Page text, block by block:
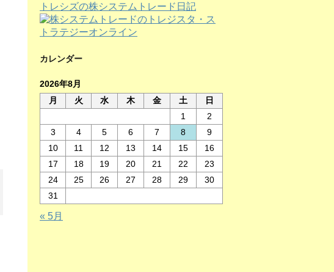
トレシズの株システムトレード日記
カレンダー
2026年8月
月
火 水 木 金 土
日
1
2
3
4 5 6 7 8
9
10
11 12 13 14 15
16
17
18 19 20 21 22
23
24
25 26 27 28 29
30
31
« 5月